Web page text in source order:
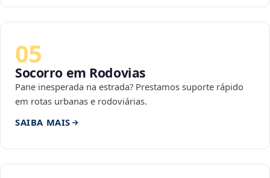
05
Socorro em Rodovias
Pane inesperada na estrada? Prestamos suporte rápido
em rotas urbanas e rodoviárias.
SAIBA MAIS